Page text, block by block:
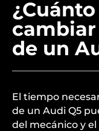
de un
El tiempo
de un Audi Q5
del mecánico y